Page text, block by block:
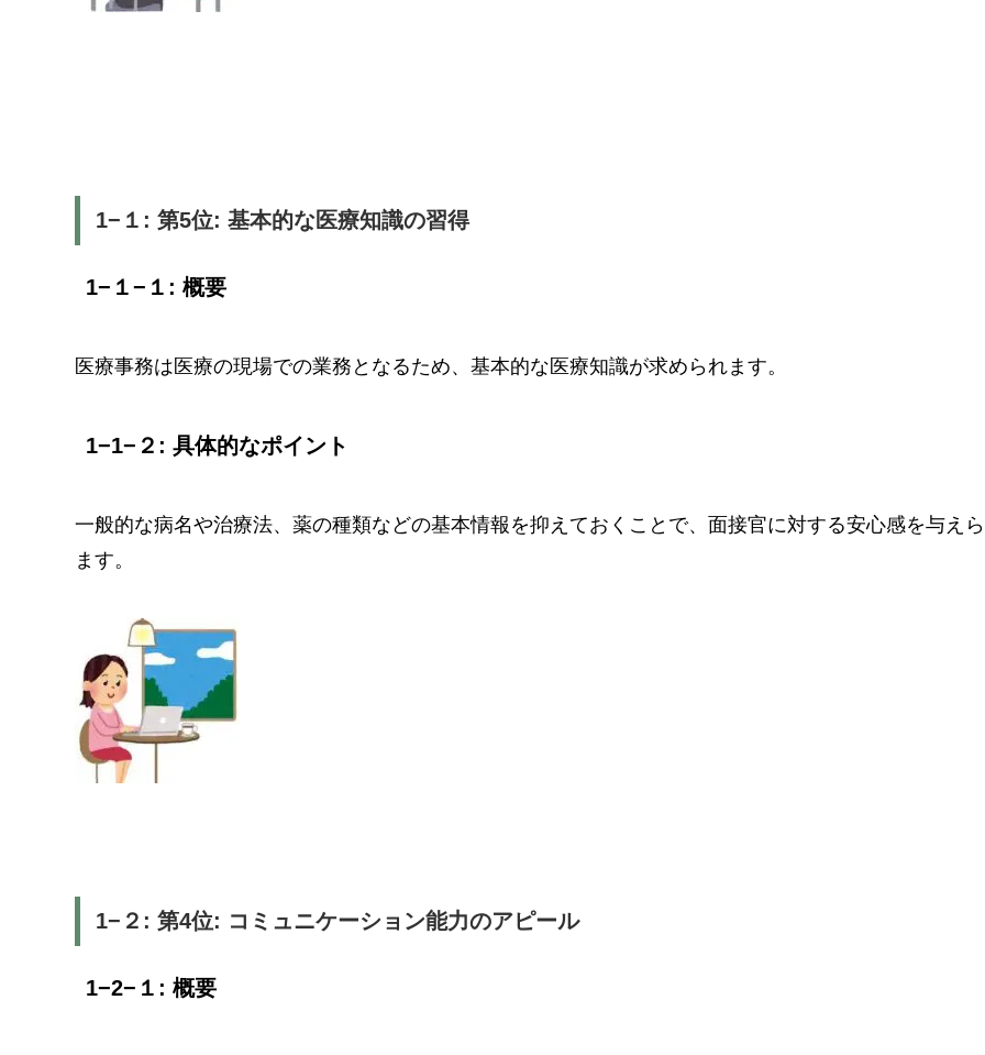
1−１: 第5位: 基本的な医療知識の習得
1−１−１: 概要
医療事務は医療の現場での業務となるため、基本的な医療知識が求められます。
1−1−２: 具体的なポイント
一般的な病名や治療法、薬の種類などの基本情報を抑えておくことで、面接官に対する安心感を与え
ます。
1−２: 第4位: コミュニケーション能力のアピール
1−2−１: 概要